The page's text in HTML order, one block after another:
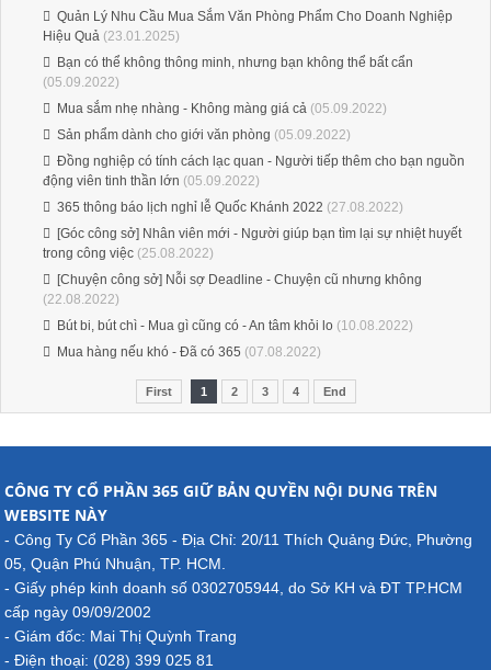
Quản Lý Nhu Cầu Mua Sắm Văn Phòng Phẩm Cho Doanh Nghiệp
Hiệu Quả (23.01.2025)
Bạn có thể không thông minh, nhưng bạn không thể bất cẩn
(05.09.2022)
Mua sắm nhẹ nhàng - Không màng giá cả (05.09.2022)
Sản phẩm dành cho giới văn phòng (05.09.2022)
Đồng nghiệp có tính cách lạc quan - Người tiếp thêm cho bạn nguồn
động viên tinh thần lớn (05.09.2022)
365 thông báo lịch nghỉ lễ Quốc Khánh 2022 (27.08.2022)
[Góc công sở] Nhân viên mới - Người giúp bạn tìm lại sự nhiệt huyết
trong công việc (25.08.2022)
[Chuyện công sở] Nỗi sợ Deadline - Chuyện cũ nhưng không
(22.08.2022)
Bút bi, bút chì - Mua gì cũng có - An tâm khỏi lo (10.08.2022)
Mua hàng nếu khó - Đã có 365 (07.08.2022)
First 1 2 3 4 End
CÔNG TY CỔ PHẦN 365 GIỮ BẢN QUYỀN NỘI DUNG TRÊN
WEBSITE NÀY
- Công Ty Cổ Phần 365 - Địa Chỉ: 20/11 Thích Quảng Đức, Phường
05, Quận Phú Nhuận, TP. HCM.
- Giấy phép kinh doanh số 0302705944, do Sở KH và ĐT TP.HCM
cấp ngày 09/09/2002
- Giám đốc: Mai Thị Quỳnh Trang
- Điện thoại: (028) 399 025 81